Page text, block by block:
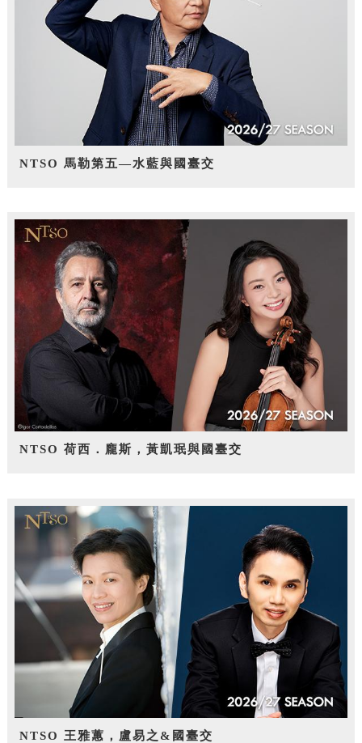
NTSO 馬勒第五—水藍與國臺交
NTSO 荷西．龐斯，黃凱珉與國臺交
NTSO 王雅蕙，盧易之&國臺交